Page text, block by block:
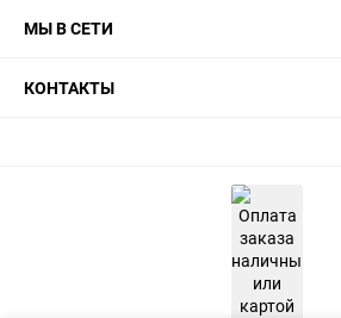
МЫ В СЕТИ
КОНТАКТЫ